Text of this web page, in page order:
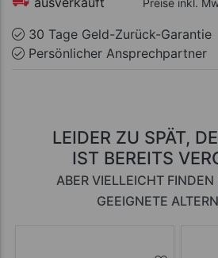
Preise inkl.
30 Tage Geld-Zurück-Garantie
Persönlicher Ansprechpartner
LEIDER ZU SPÄT,
IST BEREITS
ABER VIELLEICHT FINDEN
GEEIGNETE